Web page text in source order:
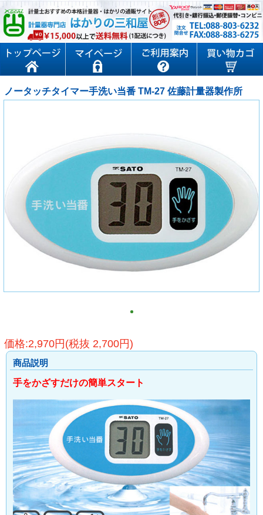
ノータッチタイマー手洗い当番 TM-27 佐藤計量器製作所
価格:2,970円(税抜 2,700円)
商品説明
手をかざすだけの簡単スタート